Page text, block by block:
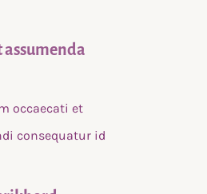
assumenda
occaecati et
consequatur id